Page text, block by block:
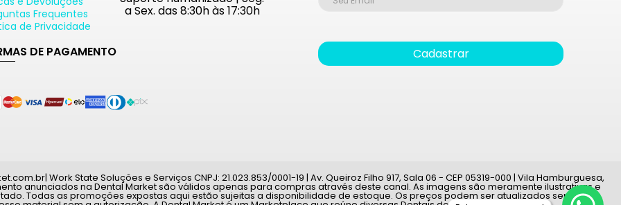
Frequentes
de Privacidade
a Sex. das 8:30h às 17:30h
DE PAGAMENTO Cadastrar
Work State Soluções e Serviços CNPJ: 21.023.853/0001-19 | Av. Queiroz Filho 917, Sala 06 - CEP 05319-000 | Vila Hamburguesa,
anunciados na Dental Market são válidos apenas para compras através deste canal. As imagens são meramente ilustrativas e
Todas as promoções expostas aqui estão sujeitas a disponibilidade de estoque. Os preços podem ser atualizados sem aviso